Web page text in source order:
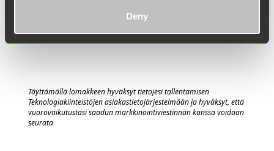
Deny
Lähetä
Täyttämällä lomakkeen hyväksyt tietojesi tallentamisen
Teknologiakiinteistöjen asiakastietojärjestelmäänja hyväksyt, että
vuorovaikutustasi saadun markkinointiviestinnän kanssa voidaan
seurata